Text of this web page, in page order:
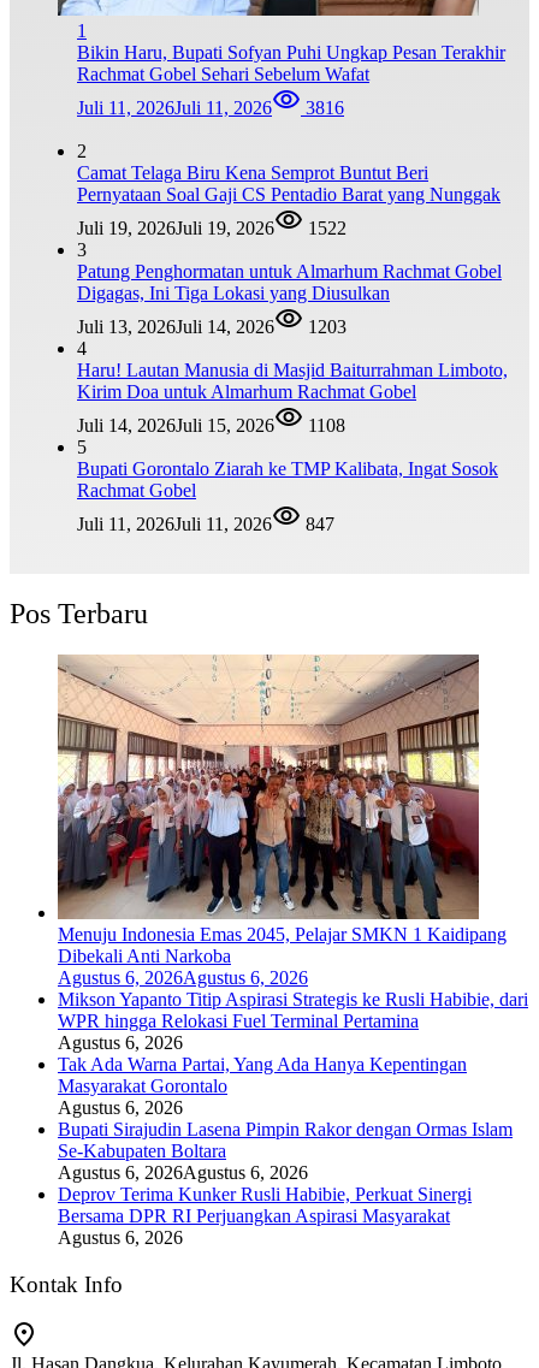
1
Bikin Haru, Bupati Sofyan Puhi Ungkap Pesan Terakhir
Rachmat Gobel Sehari Sebelum Wafat
Juli 11, 2026Juli 11, 2026 3816
2
Camat Telaga Biru Kena Semprot Buntut Beri
Pernyataan Soal Gaji CS Pentadio Barat yang Nunggak
Juli 19, 2026Juli 19, 2026
1522
3
Patung Penghormatan untuk Almarhum Rachmat Gobel
Digagas, Ini Tiga Lokasi yang Diusulkan
Juli 13, 2026Juli 14, 2026
1203
4
Haru! Lautan Manusia di Masjid Baiturrahman Limboto,
Kirim Doa untuk Almarhum Rachmat Gobel
Juli 14, 2026Juli 15, 2026
1108
5
Bupati Gorontalo Ziarah ke TMP Kalibata, Ingat Sosok
Rachmat Gobel
Juli 11, 2026Juli 11, 2026 847
Pos Terbaru
Menuju Indonesia Emas 2045, Pelajar SMKN 1 Kaidipang
Dibekali Anti Narkoba
Agustus 6, 2026Agustus 6, 2026
Mikson Yapanto Titip Aspirasi Strategis ke Rusli Habibie, dari
WPR hingga Relokasi Fuel Terminal Pertamina
Agustus 6, 2026
Tak Ada Warna Partai, Yang Ada Hanya Kepentingan
Masyarakat Gorontalo
Agustus 6, 2026
Bupati Sirajudin Lasena Pimpin Rakor dengan Ormas Islam
Se-Kabupaten Boltara
Agustus 6, 2026Agustus 6, 2026
Deprov Terima Kunker Rusli Habibie, Perkuat Sinergi
Bersama DPR RI Perjuangkan Aspirasi Masyarakat
Agustus 6, 2026
Kontak Info